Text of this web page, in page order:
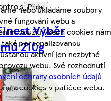
nebo ukládáme soubory
fungování webu a
použití všech cookies nám
personalizovanou
aktivní jen nezbytné
webu. Své rozhodnutí
ochrany osobních údajů
a cookies v patičce webu.
Přidat
Výběr
210g